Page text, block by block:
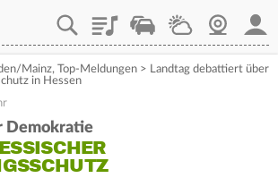
PlaylistStaupilotWetterWebcam
Mainz, Top-Meldungen > Landtag debattiert über
in Hessen
Demokratie